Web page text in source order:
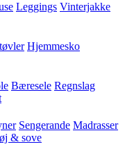
Leggings Vinterjakke
Hjemmesko
Bæresele Regnslag
Sengerande Madrasser
& sove